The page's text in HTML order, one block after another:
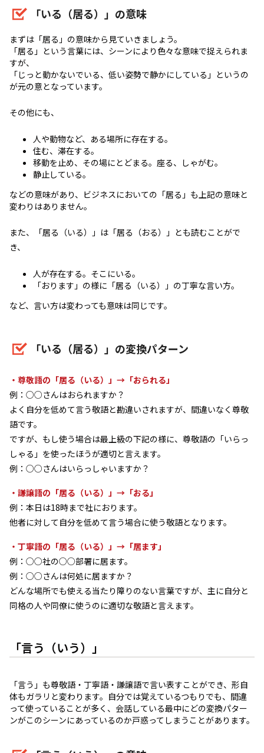
「いる（居る）」の意味
まずは「居る」の意味から見ていきましょう。
「居る」という言葉には、シーンにより色々な意味で捉えられま
すが、
「じっと動かないでいる、低い姿勢で静かにしている」というの
が元の意となっています。
その他にも、
人や動物など、ある場所に存在する。
住む、滞在する。
移動を止め、その場にとどまる。座る、しゃがむ。
静止している。
などの意味があり、ビジネスにおいての「居る」も上記の意味と
変わりはありません。
また、「居る（いる）」は「居る（おる）」とも読むことがで
き、
人が存在する。そこにいる。
「おります」の様に「居る（いる）」の丁寧な言い方。
など、言い方は変わっても意味は同じです。
「いる（居る）」の変換パターン
・尊敬語の「居る（いる）」→「おられる」
例：○○さんはおられますか？
よく自分を低めて言う敬語と勘違いされますが、間違いなく尊敬
語です。
ですが、もし使う場合は最上級の下記の様に、尊敬語の「いらっ
しゃる」を使ったほうが適切と言えます。
例：○○さんはいらっしゃいますか？
・謙譲語の「居る（いる）」→「おる」
例：本日は18時まで社におります。
他者に対して自分を低めて言う場合に使う敬語となります。
・丁寧語の「居る（いる）」→「居ます」
例：○○社の○○部署に居ます。
例：○○さんは何処に居ますか？
どんな場所でも使える当たり障りのない言葉ですが、主に自分と
同格の人や同僚に使うのに適切な敬語と言えます。
「言う（いう）」
「言う」も尊敬語・丁寧語・謙譲語で言い表すことができ、形自
体もガラリと変わります。自分では覚えているつもりでも、間違
って使っていることが多く、会話している最中にどの変換パター
ンがこのシーンにあっているのか戸惑ってしまうことがあります。